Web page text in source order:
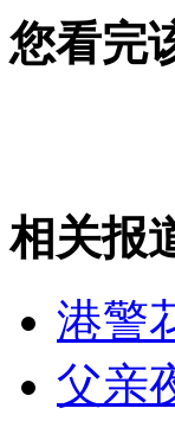
无痛分娩是否
安徽一实载
您看完
相关报
港警
父亲